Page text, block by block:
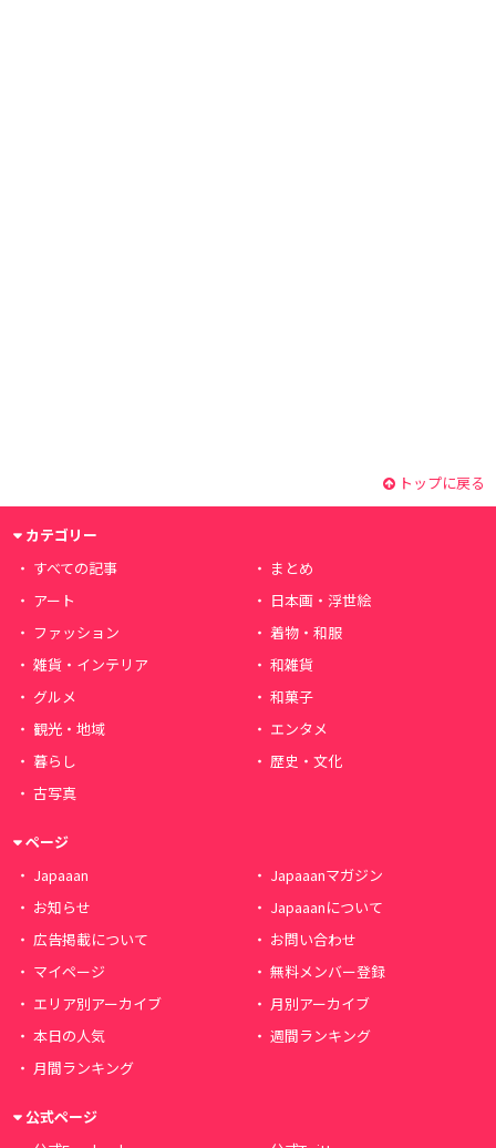
トップに戻る
カテゴリー
すべての記事
まとめ
アート
日本画・浮世絵
ファッション
着物・和服
雑貨・インテリア
和雑貨
グルメ
和菓子
観光・地域
エンタメ
暮らし
歴史・文化
古写真
ページ
Japaaan
Japaaanマガジン
お知らせ
Japaaanについて
広告掲載について
お問い合わせ
マイページ
無料メンバー登録
エリア別アーカイブ
月別アーカイブ
本日の人気
週間ランキング
月間ランキング
公式ページ